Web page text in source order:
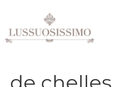
contenuto